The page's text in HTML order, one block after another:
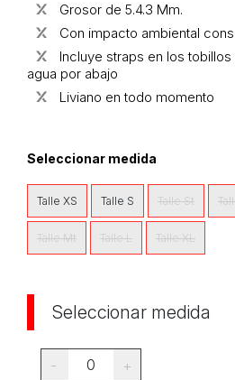
Grosor de 5.4.3 Mm.
Con impacto ambiental
Incluye straps en los
agua por abajo
Liviano en todo momento
Seleccionar medida
Talle XS Talle S Talle St
Talle Mt Talle L Talle XL
Seleccionar medida
- 0 +